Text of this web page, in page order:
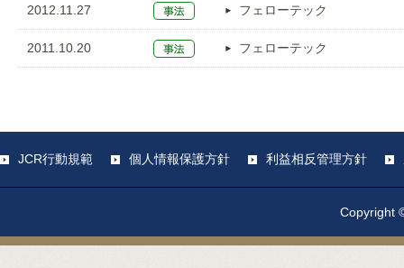
2012.11.27 フェローテック
2011.10.20 フェローテック
JCR行動規範 個人情報保護方針 利益相反管理方針
Copyright